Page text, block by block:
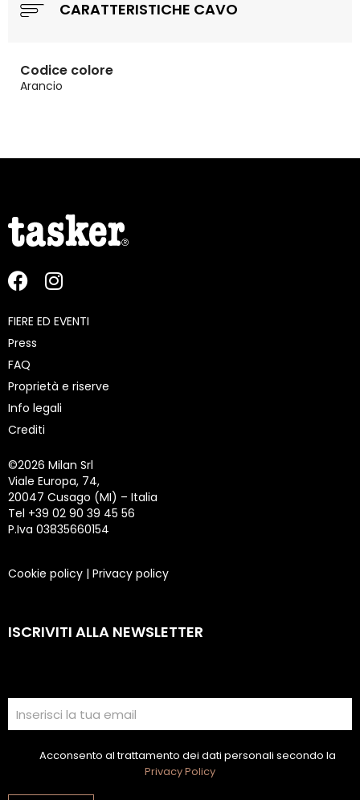
CARATTERISTICHE CAVO
Codice colore
Arancio
FIERE ED EVENTI
Press
FAQ
Proprietà e riserve
Info legali
Crediti
©2026 Milan Srl
Viale Europa, 74,
20047 Cusago (MI) – Italia
Tel +39 02 90 39 45 56
P.Iva 03835660154
Cookie policy | Privacy policy
ISCRIVITI ALLA NEWSLETTER
Acconsento al trattamento dei dati personali secondo la
Privacy Policy